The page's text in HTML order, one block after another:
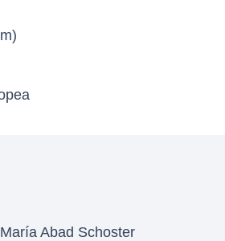
Abad Schoster